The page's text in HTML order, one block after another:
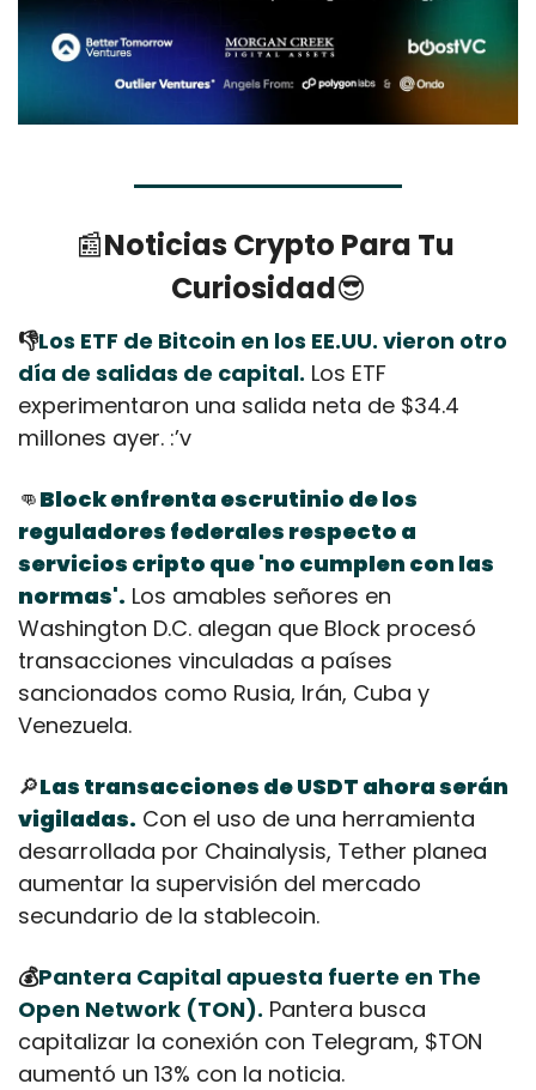
📰Noticias Crypto Para Tu
Curiosidad😎
👎Los ETF de Bitcoin en los EE.UU. vieron otro
día de salidas de capital. Los ETF
experimentaron una salida neta de $34.4
millones ayer. :’v
👊Block enfrenta escrutinio de los
reguladores federales respecto a
servicios cripto que 'no cumplen con las
normas'. Los amables señores en
Washington D.C. alegan que Block procesó
transacciones vinculadas a países
sancionados como Rusia, Irán, Cuba y
Venezuela.
🔎Las transacciones de USDT ahora serán
vigiladas. Con el uso de una herramienta
desarrollada por Chainalysis, Tether planea
aumentar la supervisión del mercado
secundario de la stablecoin.
💰Pantera Capital apuesta fuerte en The
Open Network (TON). Pantera busca
capitalizar la conexión con Telegram, $TON
aumentó un 13% con la noticia.